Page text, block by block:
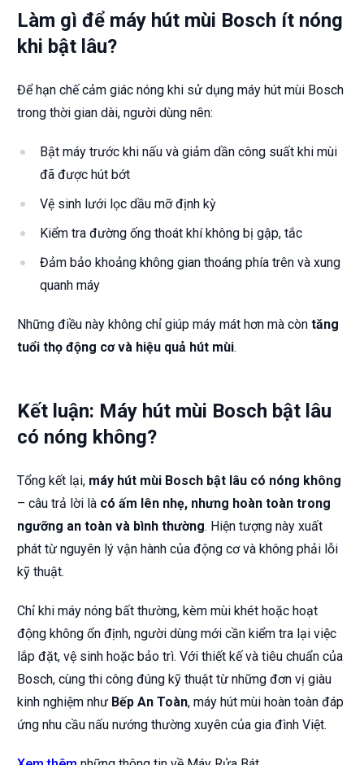
Làm gì để máy hút mùi Bosch ít nóng
khi bật lâu?
Để hạn chế cảm giác nóng khi sử dụng máy hút mùi Bosch
trong thời gian dài, người dùng nên:
Bật máy trước khi nấu và giảm dần công suất khi mùi
đã được hút bớt
Vệ sinh lưới lọc dầu mỡ định kỳ
Kiểm tra đường ống thoát khí không bị gập, tắc
Đảm bảo khoảng không gian thoáng phía trên và xung
quanh máy
Những điều này không chỉ giúp máy mát hơn mà còn tăng
tuổi thọ động cơ và hiệu quả hút mùi.
Kết luận: Máy hút mùi Bosch bật lâu
có nóng không?
Tổng kết lại, máy hút mùi Bosch bật lâu có nóng không
– câu trả lời là có ấm lên nhẹ, nhưng hoàn toàn trong
ngưỡng an toàn và bình thường. Hiện tượng này xuất
phát từ nguyên lý vận hành của động cơ và không phải lỗi
kỹ thuật.
Chỉ khi máy nóng bất thường, kèm mùi khét hoặc hoạt
động không ổn định, người dùng mới cần kiểm tra lại việc
lắp đặt, vệ sinh hoặc bảo trì. Với thiết kế và tiêu chuẩn của
Bosch, cùng thi công đúng kỹ thuật từ những đơn vị giàu
kinh nghiệm như Bếp An Toàn, máy hút mùi hoàn toàn đáp
ứng nhu cầu nấu nướng thường xuyên của gia đình Việt.